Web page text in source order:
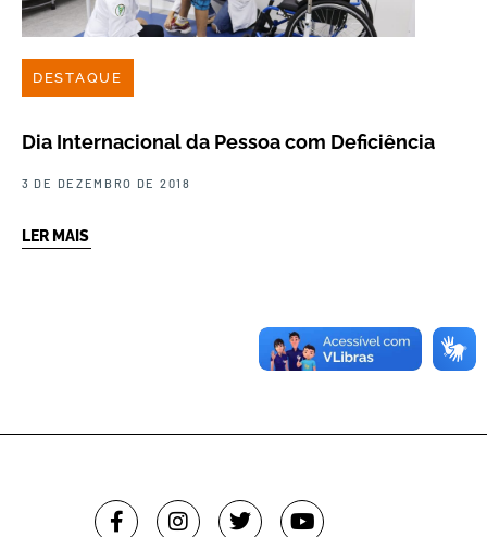
DESTAQUE
Dia Internacional da Pessoa com Deficiência
3 DE DEZEMBRO DE 2018
LER MAIS